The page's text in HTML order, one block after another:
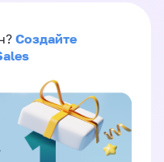
Создайте